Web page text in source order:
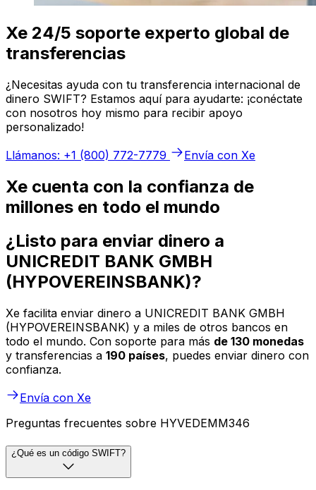
Xe 24/5 soporte experto global de
transferencias
¿Necesitas ayuda con tu transferencia internacional de
dinero SWIFT? Estamos aquí para ayudarte: ¡conéctate
con nosotros hoy mismo para recibir apoyo
personalizado!
Llámanos: +1 (800) 772-7779
Envía con Xe
Xe cuenta con la confianza de
millones en todo el mundo
¿Listo para enviar dinero a
UNICREDIT BANK GMBH
(HYPOVEREINSBANK)?
Xe facilita enviar dinero a UNICREDIT BANK GMBH
(HYPOVEREINSBANK) y a miles de otros bancos en
todo el mundo. Con soporte para más de 130 monedas
y transferencias a 190 países, puedes enviar dinero con
confianza.
Envía con Xe
Preguntas frecuentes sobre HYVEDEMM346
¿Qué es un código SWIFT?